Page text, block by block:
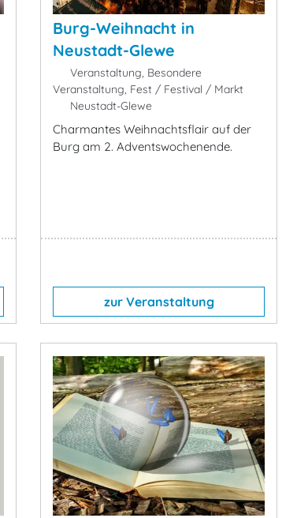
Burg-Weihnacht in
Neustadt-Glewe
Veranstaltung, Besondere
Veranstaltung, Fest / Festival / Markt
Neustadt-Glewe
Charmantes Weihnachtsflair auf der
Burg am 2. Adventswochenende.
zur Veranstaltung